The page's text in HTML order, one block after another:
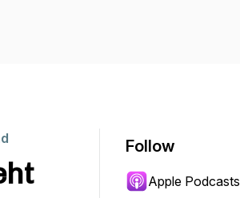
Follow
Apple Podcasts